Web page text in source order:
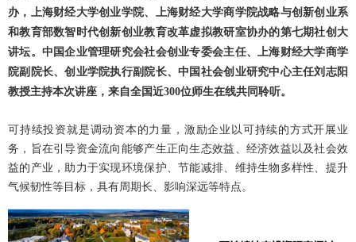
办，上海财经大学创业学院、上海财经大学商学院战略与创新创业系
和教育部数智时代创新创业教育改革虚拟教研室协办的第七期社创大
讲坛。中国企业管理研究会社会创业专委会主任、上海财经大学商学
院副院长、创业学院执行副院长、中国社会创业研究中心主任刘志阳
教授主持本次讲座，来自全国近300位师生在线共同聆听。
可持续投资就是调动资本的力量，激励企业以可持续的方式开展业
务，旨在引导资金流向能够产生正向生态效益、经济效益以及社会效
益的产业，助力于实现环境保护、节能减排、维持生物多样性、提升
气候韧性等目标，具有周期长、影响深远等特点。